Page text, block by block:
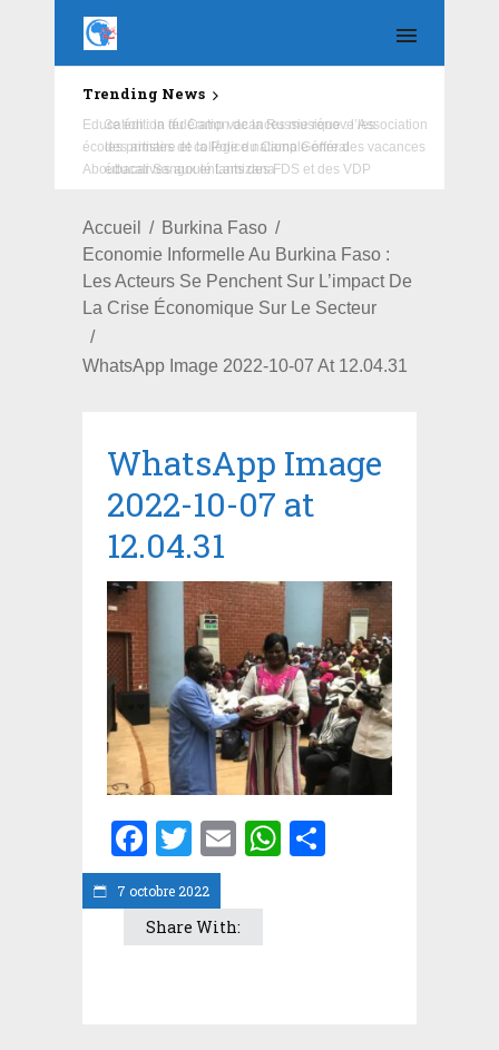
Trending News
Education : la fédération de la Russie rénove les
écoles primaire et collège du Camp Général
Aboubacar Sangoulé Lamizana
Accueil
Burkina Faso
Economie Informelle Au Burkina Faso :
Les Acteurs Se Penchent Sur L’impact De
La Crise Économique Sur Le Secteur
WhatsApp Image 2022-10-07 At 12.04.31
7 octobre 2022
WhatsApp Image
2022-10-07 at
12.04.31
Facebook
Twitter
EmailWhatsApp
Share With: